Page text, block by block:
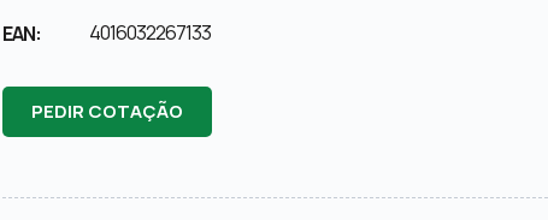
EAN:
4016032267133
PEDIR COTAÇÃO